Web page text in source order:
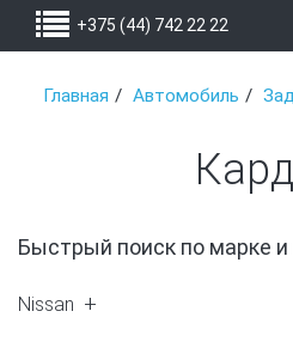
+375 (44) 742 22 22
Главная Автомобиль
Быстрый поиск по марке
Nissan